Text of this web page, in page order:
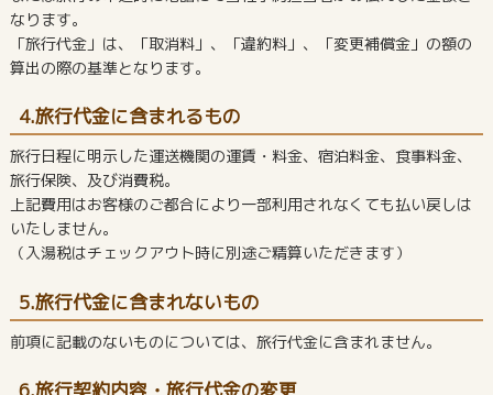
なります。
「旅行代金」は、「取消料」、「違約料」、「変更補償金」の額の
算出の際の基準となります。
4.旅行代金に含まれるもの
旅行日程に明示した運送機関の運賃・料金、宿泊料金、食事料金、
旅行保険、及び消費税。
上記費用はお客様のご都合により一部利用されなくても払い戻しは
いたしません。
（入湯税はチェックアウト時に別途ご精算いただきます）
5.旅行代金に含まれないもの
前項に記載のないものについては、旅行代金に含まれません。